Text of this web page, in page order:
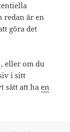
redan är en
göra det
eller om du
i sitt
sätt att haen